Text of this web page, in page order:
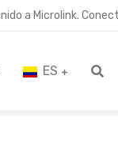
a Microlink.
ES